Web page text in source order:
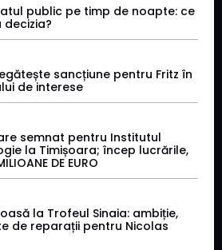
public pe timp de noapte: ce
sancțiune pentru Fritz în
de interese
semnat pentru Institutul
la Timișoara; încep lucrările,
DE EURO
la Trofeul Sinaia: ambiție,
de reparații pentru Nicolas